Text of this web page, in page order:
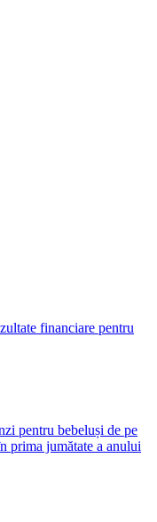
financiare pentru
pentru bebeluși de pe
prima jumătate a anului